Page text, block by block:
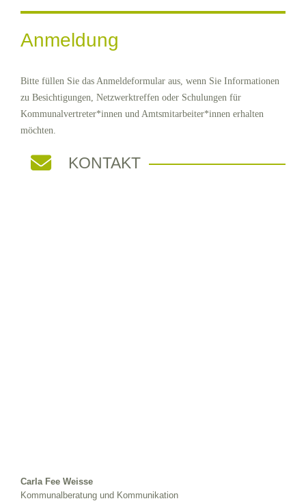
Anmeldung
Bitte füllen Sie das Anmeldeformular aus, wenn Sie Informationen
zu Besichtigungen, Netzwerktreffen oder Schulungen für
Kommunalvertreter*innen und Amtsmitarbeiter*innen erhalten
möchten.
KONTAKT
Carla Fee Weisse
Kommunalberatung und Kommunikation